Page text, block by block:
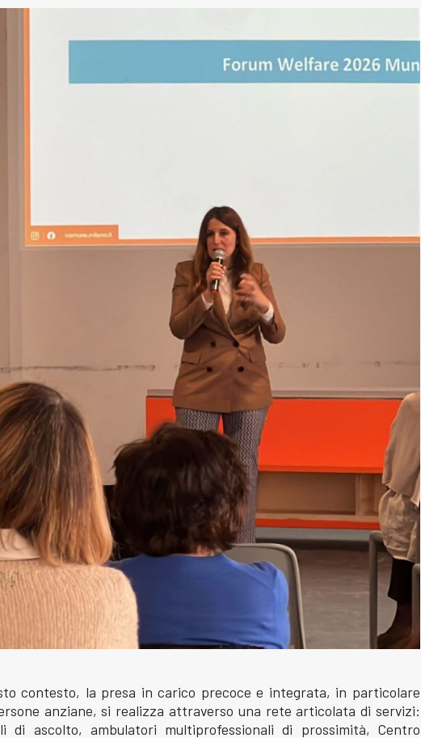
contesto, la presa in carico precoce e integrata, in particolare
anziane, si realizza attraverso una rete articolata di servizi:
di ascolto, ambulatori multiprofessionali di prossimità, Centro